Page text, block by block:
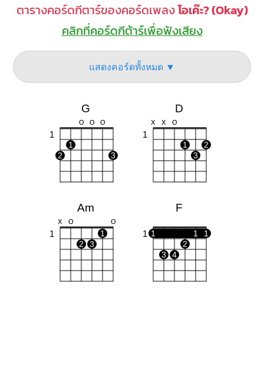
ตารางคอร์ดกีตาร์ของคอร์ดเพลงโอเค๊ะ? (Okay)
คลิกที่คอร์ดกีต้าร์เพื่อฟังเสียง
แสดงคอร์ดทั้งหมด ▼
G
O O O
1
1
2
3
D
X X O
1
1
2
3
Am
X O O
1
1
2
3
F
1 1 1
1
2
3
4